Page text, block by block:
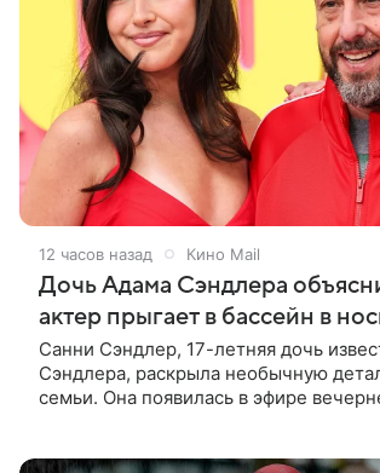
12 часов назад Кино Mail
Дочь Адама Сэндлера
актер прыгает в бассейн в
Санни Сэндлер, 17-летняя дочь
Сэндлера, раскрыла необычную
семьи. Она появилась в эфире